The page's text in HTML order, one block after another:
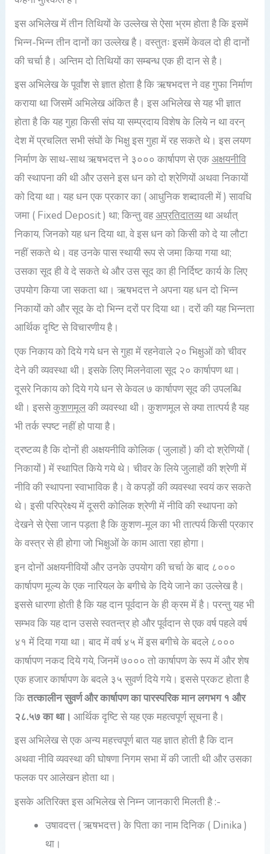
इस अभिलेख में तीन तिथियों के उल्लेख से ऐसा भ्रम होता है कि इसमें
भिन्न-भिन्न तीन दानों का उल्लेख है। वस्तुतः इसमें केवल दो ही दानों
की चर्चा है। अन्तिम दो तिथियों का सम्बन्ध एक ही दान से है।
इस अभिलेख के पूर्वांश से ज्ञात होता है कि ऋषभदत्त ने वह गुफा निर्माण
कराया था जिसमें अभिलेख अंकित है। इस अभिलेख से यह भी ज्ञात
होता है कि यह गुहा किसी संघ या सम्प्रदाय विशेष के लिये न था वरन्
देश में प्रचलित सभी संघों के भिक्षु इस गुहा में रह सकते थे। इस लयण
निर्माण के साथ-साथ ऋषभदत्त ने ३००० कार्षापण से एकअक्षयनीवि
की स्थापना की थी और उसने इस धन को दो श्रेणियों अथवा निकायों
को दिया था। यह धन एक प्रकार का ( आधुनिक शब्दावली में ) सावधि
जमा ( Fixed Deposit ) था; किन्तु वहअप्रतिदातव्यथा अर्थात्
निकाय, जिनको यह धन दिया था, वे इस धन को किसी को दे या लौटा
नहीं सकते थे। वह उनके पास स्थायी रूप से जमा किया गया था;
उसका सूद ही वे दे सकते थे और उस सूद का ही निर्दिष्ट कार्य के लिए
उपयोग किया जा सकता था। ऋषभदत्त ने अपना यह धन दो भिन्न
निकायों को और सूद के दो भिन्न दरों पर दिया था। दरों की यह भिन्नता
आर्थिक दृष्टि से विचारणीय है।
एक निकाय को दिये गये धन से गुहा में रहनेवाले २० भिक्षुओं को चीवर
देने की व्यवस्था थी। इसके लिए मिलनेवाला सूद २० कार्षापण था।
दूसरे निकाय को दिये गये धन से केवल ७ कार्षापण सूद की उपलब्धि
थी। इससेकुशणमूलकी व्यवस्था थी। कुशणमूल से क्या तात्पर्य है यह
भी तर्क स्पष्ट नहीं हो पाया है।
द्रष्टव्य है कि दोनों ही अक्षयनीवि कोलिक ( जुलाहों ) की दो श्रेणियों (
निकायों ) में स्थापित किये गये थे। चीवर के लिये जुलाहों की श्रेणी में
नीवि की स्थापना स्वाभाविक है। वे कपड़ों की व्यवस्था स्वयं कर सकते
थे। इसी परिप्रेक्ष्य में दूसरी कोलिक श्रेणी में नीवि की स्थापना को
देखने से ऐसा जान पड़ता है कि कुशण-मूल का भी तात्पर्य किसी प्रकार
के वस्त्र से ही होगा जो भिक्षुओं के काम आता रहा होगा।
इन दोनों अक्षयनीवियों और उनके उपयोग की चर्चा के बाद ८०००
कार्षापण मूल्य के एक नारियल के बगीचे के दिये जाने का उल्लेख है।
इससे धारणा होती है कि यह दान पूर्वदान के ही क्रम में है। परन्तु यह भी
सम्भव कि यह दान उससे स्वतन्त्र हो और पूर्वदान से एक वर्ष पहले वर्ष
४१ में दिया गया था। बाद में वर्ष ४५ में इस बगीचे के बदले ८०००
कार्षापण नकद दिये गये, जिनमें ७००० तो कार्षापण के रूप में और शेष
एक हजार कार्षापण के बदले ३५ सुवर्ण दिये गये। इससे प्रकट होता है
कितत्कालीन सुवर्ण और कार्षापण का पारस्परिक मान लगभग १ और
२८.५७ का था।आर्थिक दृष्टि से यह एक महत्वपूर्ण सूचना है।
इस अभिलेख से एक अन्य महत्त्वपूर्ण बात यह ज्ञात होती है कि दान
अथवा नीवि व्यवस्था की घोषणा निगम सभा में की जाती थी और उसका
फलक पर आलेखन होता था।
इसके अतिरिक्त इस अभिलेख से निम्न जानकारी मिलती है :-
उषावदत्त ( ऋषभदत्त ) के पिता का नाम दिनिक ( Dinika )
था।